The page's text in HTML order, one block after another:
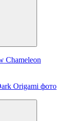
Chameleon